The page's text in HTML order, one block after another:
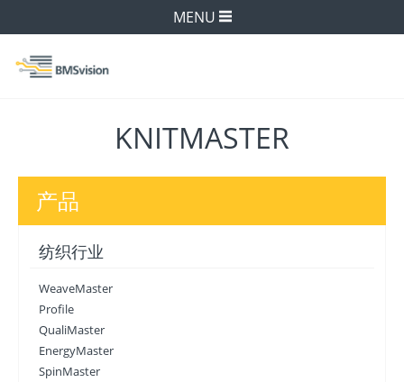
MENU
KNITMASTER
产品
纺织行业
WeaveMaster
Profile
QualiMaster
EnergyMaster
SpinMaster